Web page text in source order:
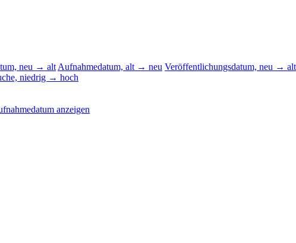
neu → alt Aufnahmedatum, alt → neu Veröffentlichungsdatum, neu → alt
niedrig → hoch
anzeigen